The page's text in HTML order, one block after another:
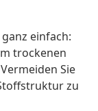
einfach:
trockenen
Sie
zu